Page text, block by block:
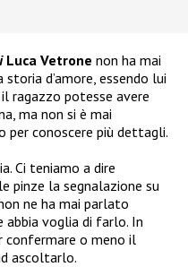
Luca Vetrone non ha mai
d’amore, essendo lui
ragazzo potesse avere
ma non si è mai
per conoscere più dettagli.
Ci teniamo a dire
pinze la segnalazione su
ne ha mai parlato
abbia voglia di farlo. In
confermare o meno il
ascoltarlo.